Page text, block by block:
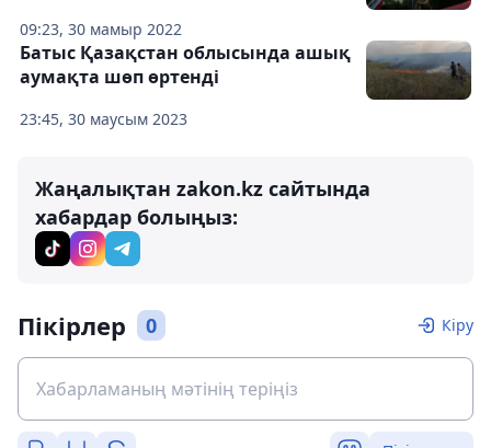
09:23, 30 мамыр 2022
23:45, 30 маусым 2023
Батыс Қазақстан облысында ашық
аумақта шөп өртенді
Жаңалықтан zakon.kz сайтында
хабардар болыңыз:
Пікірлер 0 Кіру